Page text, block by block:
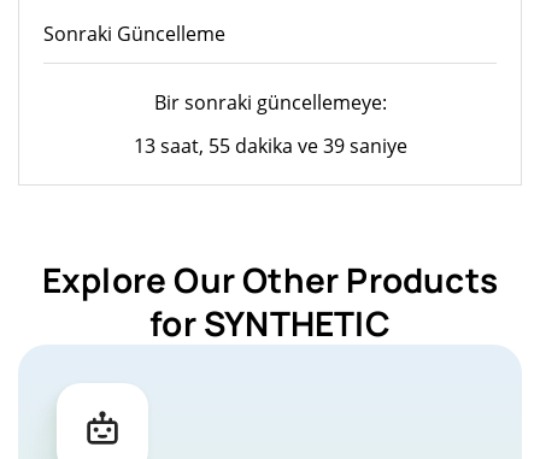
Sonraki Güncelleme
Bir sonraki güncellemeye:
13 saat, 55 dakika ve 39 saniye
Explore Our Other Products
for SYNTHETIC